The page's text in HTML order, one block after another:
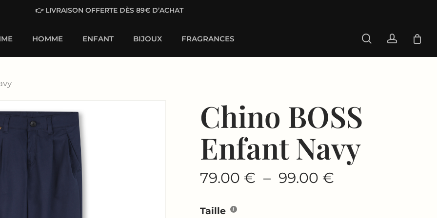
👉 LIVRAISON OFFERTE DÈS 89€ D’ACHAT
HOMME ENFANT BIJOUX FRAGRANCES searchaccount
Chino BOSS
Enfant Navy
79.00 € – 99.00 €
Taille